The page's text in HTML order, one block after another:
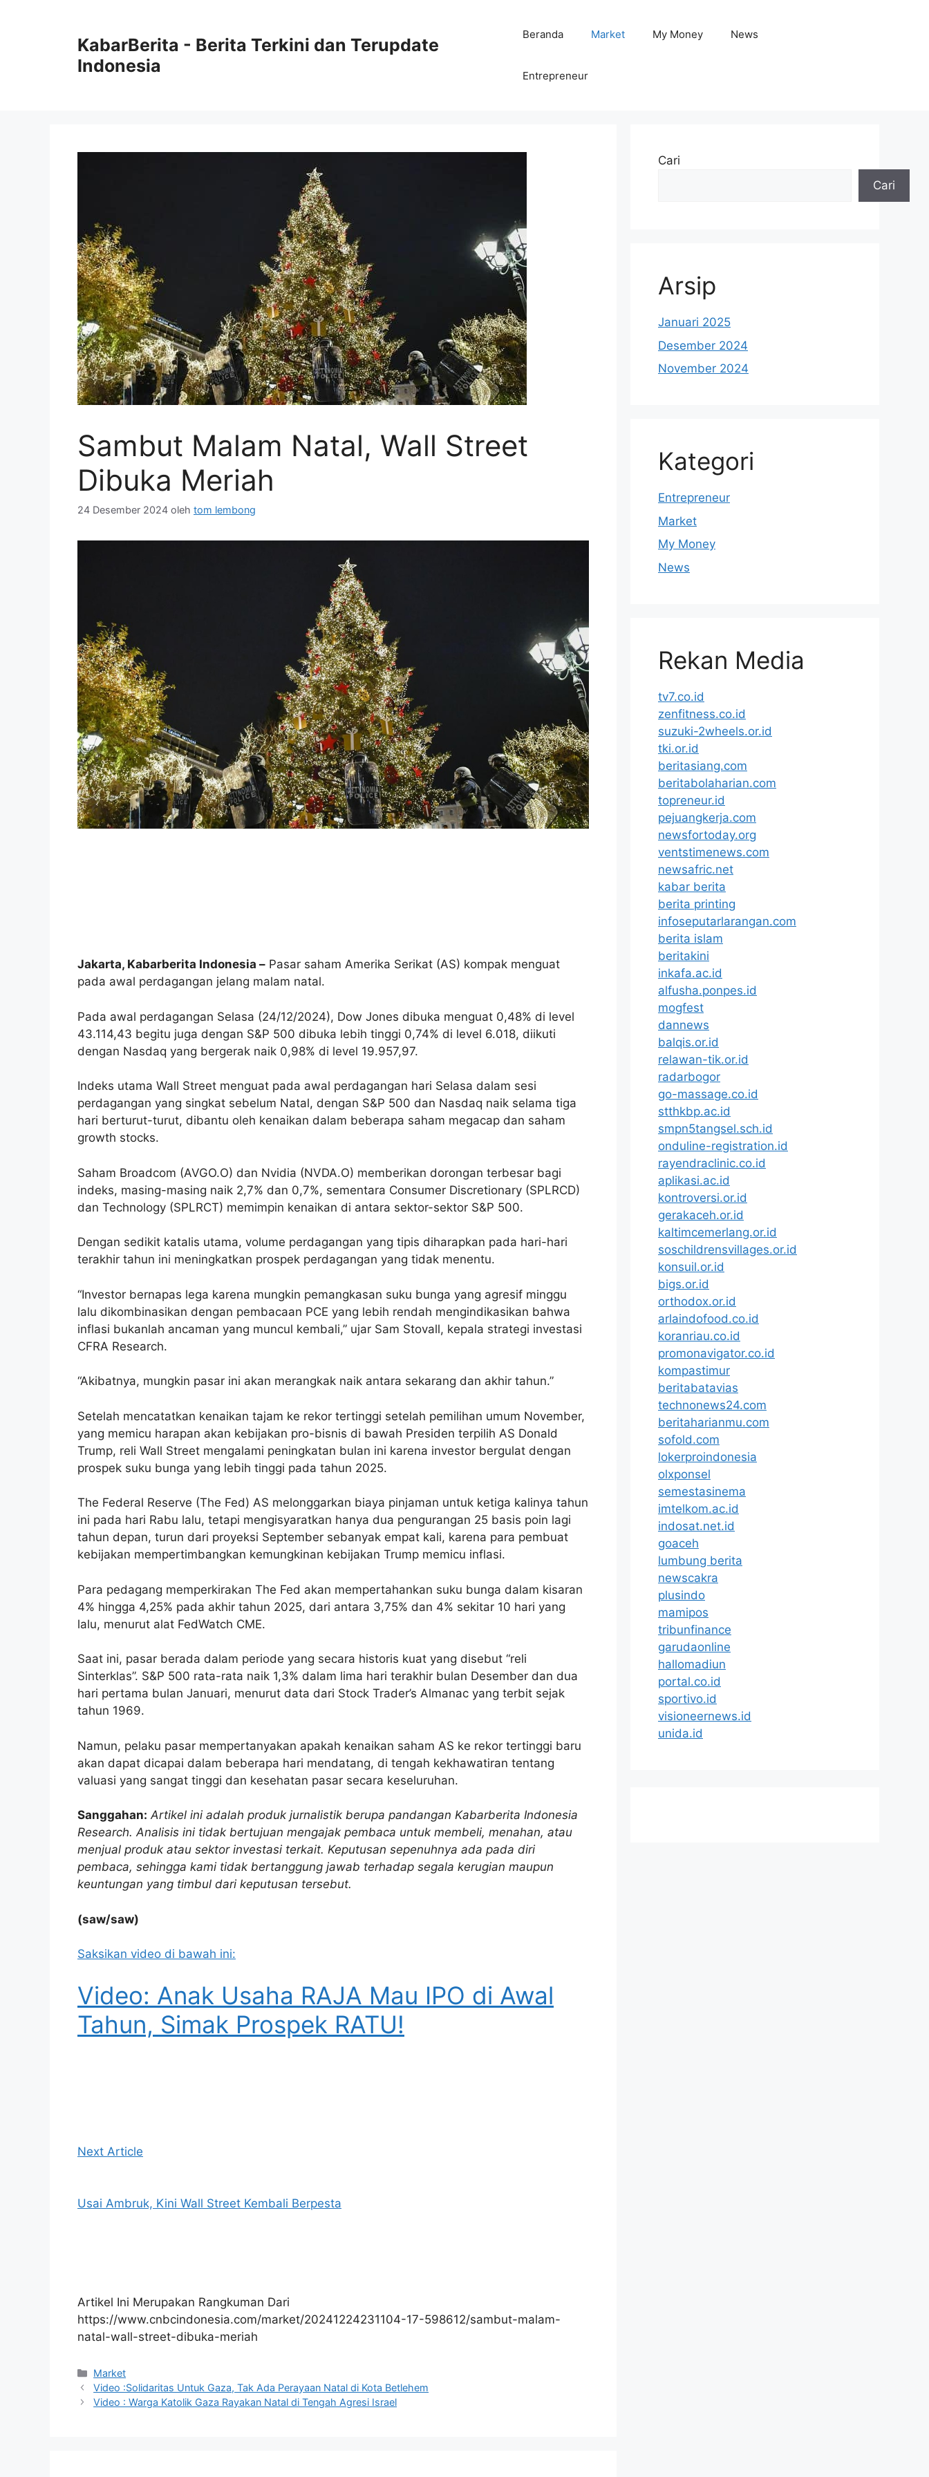
KabarBerita - Berita Terkini dan Terupdate
Indonesia
Beranda Market My Money News
Entrepreneur
Sambut Malam Natal, Wall Street
Dibuka Meriah
24 Desember 2024 oleh tom lembong
Jakarta, Kabarberita Indonesia – Pasar saham Amerika Serikat (AS) kompak menguat
pada awal perdagangan jelang malam natal.
Pada awal perdagangan Selasa (24/12/2024), Dow Jones dibuka menguat 0,48% di level
43.114,43 begitu juga dengan S&P 500 dibuka lebih tinggi 0,74% di level 6.018, diikuti
dengan Nasdaq yang bergerak naik 0,98% di level 19.957,97.
Indeks utama Wall Street menguat pada awal perdagangan hari Selasa dalam sesi
perdagangan yang singkat sebelum Natal, dengan S&P 500 dan Nasdaq naik selama tiga
hari berturut-turut, dibantu oleh kenaikan dalam beberapa saham megacap dan saham
growth stocks.
Saham Broadcom (AVGO.O) dan Nvidia (NVDA.O) memberikan dorongan terbesar bagi
indeks, masing-masing naik 2,7% dan 0,7%, sementara Consumer Discretionary (SPLRCD)
dan Technology (SPLRCT) memimpin kenaikan di antara sektor-sektor S&P 500.
Dengan sedikit katalis utama, volume perdagangan yang tipis diharapkan pada hari-hari
terakhir tahun ini meningkatkan prospek perdagangan yang tidak menentu.
“Investor bernapas lega karena mungkin pemangkasan suku bunga yang agresif minggu
lalu dikombinasikan dengan pembacaan PCE yang lebih rendah mengindikasikan bahwa
inflasi bukanlah ancaman yang muncul kembali,” ujar Sam Stovall, kepala strategi investasi
CFRA Research.
“Akibatnya, mungkin pasar ini akan merangkak naik antara sekarang dan akhir tahun.”
Setelah mencatatkan kenaikan tajam ke rekor tertinggi setelah pemilihan umum November,
yang memicu harapan akan kebijakan pro-bisnis di bawah Presiden terpilih AS Donald
Trump, reli Wall Street mengalami peningkatan bulan ini karena investor bergulat dengan
prospek suku bunga yang lebih tinggi pada tahun 2025.
The Federal Reserve (The Fed) AS melonggarkan biaya pinjaman untuk ketiga kalinya tahun
ini pada hari Rabu lalu, tetapi mengisyaratkan hanya dua pengurangan 25 basis poin lagi
tahun depan, turun dari proyeksi September sebanyak empat kali, karena para pembuat
kebijakan mempertimbangkan kemungkinan kebijakan Trump memicu inflasi.
Para pedagang memperkirakan The Fed akan mempertahankan suku bunga dalam kisaran
4% hingga 4,25% pada akhir tahun 2025, dari antara 3,75% dan 4% sekitar 10 hari yang
lalu, menurut alat FedWatch CME.
Saat ini, pasar berada dalam periode yang secara historis kuat yang disebut “reli
Sinterklas”. S&P 500 rata-rata naik 1,3% dalam lima hari terakhir bulan Desember dan dua
hari pertama bulan Januari, menurut data dari Stock Trader’s Almanac yang terbit sejak
tahun 1969.
Namun, pelaku pasar mempertanyakan apakah kenaikan saham AS ke rekor tertinggi baru
akan dapat dicapai dalam beberapa hari mendatang, di tengah kekhawatiran tentang
valuasi yang sangat tinggi dan kesehatan pasar secara keseluruhan.
Sanggahan: Artikel ini adalah produk jurnalistik berupa pandangan Kabarberita Indonesia
Research. Analisis ini tidak bertujuan mengajak pembaca untuk membeli, menahan, atau
menjual produk atau sektor investasi terkait. Keputusan sepenuhnya ada pada diri
pembaca, sehingga kami tidak bertanggung jawab terhadap segala kerugian maupun
keuntungan yang timbul dari keputusan tersebut.
(saw/saw)
Saksikan video di bawah ini:
Video: Anak Usaha RAJA Mau IPO di Awal
Tahun, Simak Prospek RATU!
Next Article
Usai Ambruk, Kini Wall Street Kembali Berpesta
Artikel Ini Merupakan Rangkuman Dari
https://www.cnbcindonesia.com/market/20241224231104-17-598612/sambut-malam-
natal-wall-street-dibuka-meriah
Kategori
Market
Video :Solidaritas Untuk Gaza, Tak Ada Perayaan Natal di Kota Betlehem
Video : Warga Katolik Gaza Rayakan Natal di Tengah Agresi Israel
Cari
Cari
Arsip
Januari 2025
Desember 2024
November 2024
Kategori
Entrepreneur
Market
My Money
News
Rekan Media
tv7.co.id
zenfitness.co.id
suzuki-2wheels.or.id
tki.or.id
beritasiang.com
beritabolaharian.com
topreneur.id
pejuangkerja.com
newsfortoday.org
ventstimenews.com
newsafric.net
kabar berita
berita printing
infoseputarlarangan.com
berita islam
beritakini
inkafa.ac.id
alfusha.ponpes.id
mogfest
dannews
balqis.or.id
relawan-tik.or.id
radarbogor
go-massage.co.id
stthkbp.ac.id
smpn5tangsel.sch.id
onduline-registration.id
rayendraclinic.co.id
aplikasi.ac.id
kontroversi.or.id
gerakaceh.or.id
kaltimcemerlang.or.id
soschildrensvillages.or.id
konsuil.or.id
bigs.or.id
orthodox.or.id
arlaindofood.co.id
koranriau.co.id
promonavigator.co.id
kompastimur
beritabatavias
technonews24.com
beritaharianmu.com
sofold.com
lokerproindonesia
olxponsel
semestasinema
imtelkom.ac.id
indosat.net.id
goaceh
lumbung berita
newscakra
plusindo
mamipos
tribunfinance
garudaonline
hallomadiun
portal.co.id
sportivo.id
visioneernews.id
unida.id